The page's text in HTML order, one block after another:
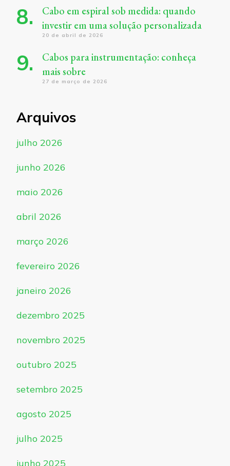
Cabo em espiral sob medida: quando
investir em uma solução personalizada
20 de abril de 2026
Cabos para instrumentação: conheça
mais sobre
27 de março de 2026
Arquivos
julho 2026
junho 2026
maio 2026
abril 2026
março 2026
fevereiro 2026
janeiro 2026
dezembro 2025
novembro 2025
outubro 2025
setembro 2025
agosto 2025
julho 2025
junho 2025